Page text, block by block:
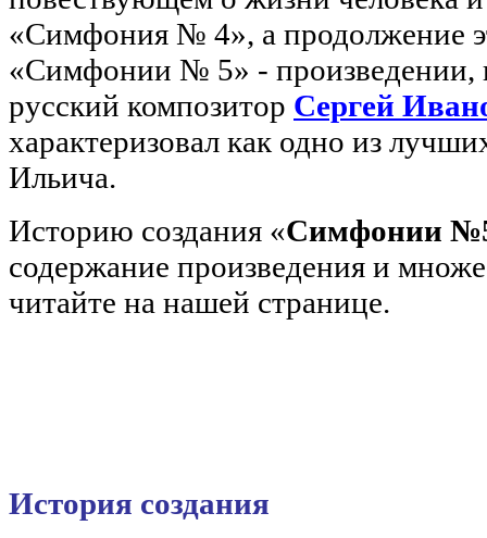
«Симфония № 4», а продолжение
«Симфонии № 5» - произведении,
русский композитор Сергей
характеризовал как одно из
Ильича.
Историю создания «Симфонии
содержание произведения и
читайте на нашей странице.
История создания